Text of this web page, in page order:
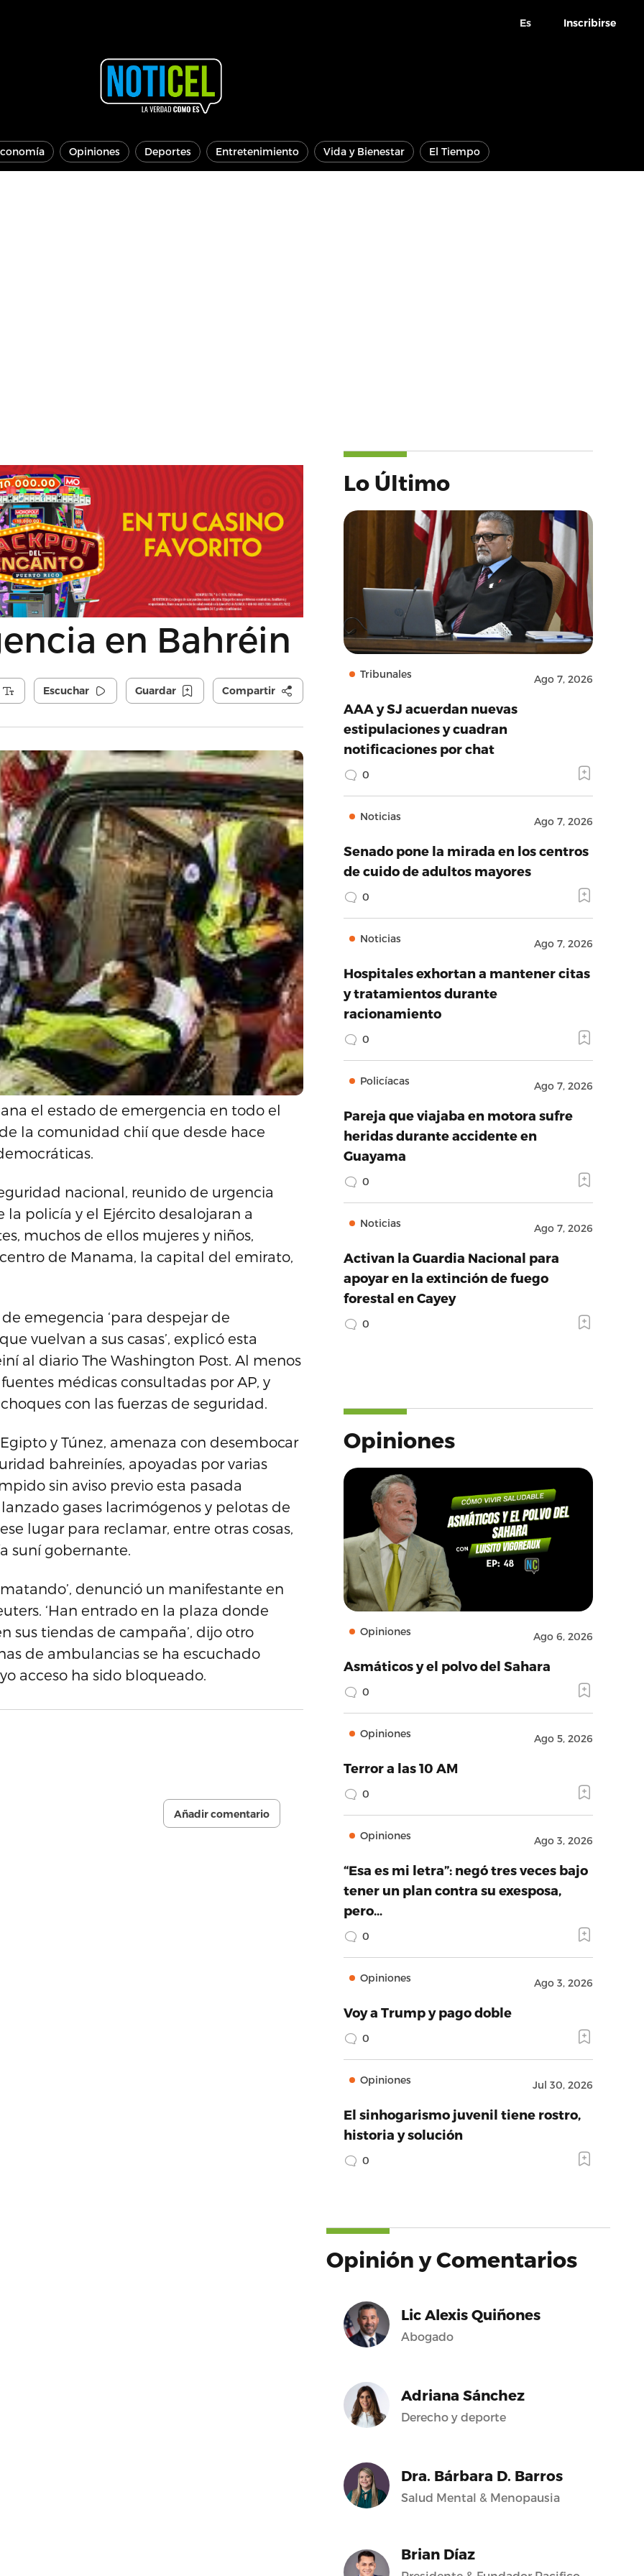
Es Inscribirse
Opiniones Deportes Entretenimiento Vida y Bienestar El Tiempo
en Bahréin
Escuchar Guardar Compartir
el estado de emergencia en todo el
la comunidad chií que desde hace
nacional, reunido de urgencia
policía y el Ejército desalojaran a
muchos de ellos mujeres y niños,
de Manama, la capital del emirato,
emegencia ‘para despejar de
vuelvan a sus casas’, explicó esta
al diario The Washington Post. Al menos
médicas consultadas por AP, y
con las fuerzas de seguridad.
y Túnez, amenaza con desembocar
bahreiníes, apoyadas por varias
sin aviso previo esta pasada
gases lacrimógenos y pelotas de
lugar para reclamar, entre otras cosas,
suní gobernante.
denunció un manifestante en
‘Han entrado en la plaza donde
sus tiendas de campaña’, dijo otro
de ambulancias se ha escuchado
acceso ha sido bloqueado.
Añadir comentario
Lo Último
Tribunales Ago 7, 2026
AAA y SJ acuerdan nuevas
estipulaciones y cuadran
notificaciones por chat
0
Noticias Ago 7, 2026
Senado pone la mirada en los centros
de cuido de adultos mayores
0
Noticias Ago 7, 2026
Hospitales exhortan a mantener citas
y tratamientos durante
racionamiento
0
Policíacas Ago 7, 2026
Pareja que viajaba en motora sufre
heridas durante accidente en
Guayama
0
Noticias Ago 7, 2026
Activan la Guardia Nacional para
apoyar en la extinción de fuego
forestal en Cayey
0
Opiniones
Opiniones Ago 6, 2026
Asmáticos y el polvo del Sahara
0
Opiniones Ago 5, 2026
Terror a las 10 AM
0
Opiniones Ago 3, 2026
“Esa es mi letra”: negó tres veces bajo
tener un plan contra su exesposa,
pero…
0
Opiniones Ago 3, 2026
Voy a Trump y pago doble
0
Opiniones Jul 30, 2026
El sinhogarismo juvenil tiene rostro,
historia y solución
0
Opinión y Comentarios
Lic Alexis Quiñones
Abogado
Adriana Sánchez
Derecho y deporte
Dra. Bárbara D. Barros
Salud Mental & Menopausia
Brian Díaz